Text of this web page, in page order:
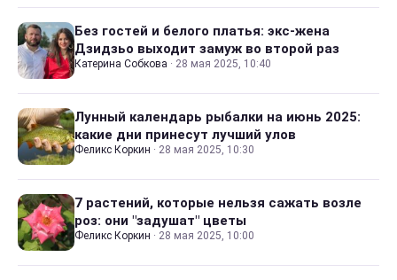
Без гостей и белого платья: экс-жена
Дзидзьо выходит замуж во второй раз
Катерина Собкова · 28 мая 2025, 10:40
Лунный календарь рыбалки на июнь 2025:
какие дни принесут лучший улов
Феликс Коркин · 28 мая 2025, 10:30
7 растений, которые нельзя сажать возле
роз: они "задушат" цветы
Феликс Коркин · 28 мая 2025, 10:00